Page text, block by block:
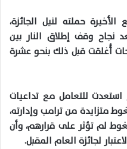
حملته لنيل الجائزة،
نجاح وقف إطلاق النار بين
أُغلقت قبل ذلك بنحو عشرة
استعدت للتعامل مع تداعيات
متزايدة من ترامب وإدارته،
لم تؤثر على قرارهم، وأن
لجائزة العام المقبل.